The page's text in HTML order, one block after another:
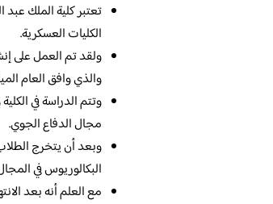
تعتبر كلية الملك
الكليات العسكرية.
ولقد تم العمل على
والذي وافق العام
وتتم الدراسة في
مجال الدفاع الجوي.
وبعد أن يتخرج
البكالوريوس في
مع العلم أنه بعد